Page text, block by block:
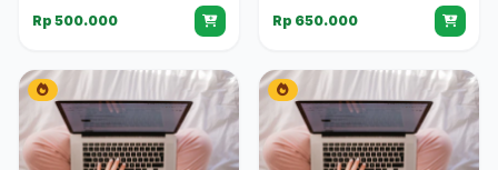
Rp 500.000
Rp 650.000